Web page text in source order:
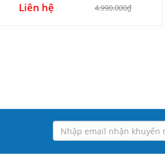
Liên hệ 4.990.000₫